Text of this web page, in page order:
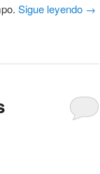
Sigue leyendo →